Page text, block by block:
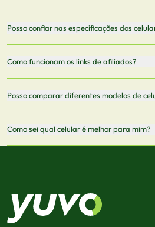
armazenamento, memória RAM,
5G.
vendedor antes de finalizar sua
Posso confiar nas especificações dos
informações mais recentes de cada
Como funcionam os links de afiliados?
comissão sem custo adicional para
Posso comparar diferentes modelos de
Sim! Você pode selecionar até 3
Como sei qual celular é melhor para mim?
processador e bateria são
para encontrar o celular ideal.